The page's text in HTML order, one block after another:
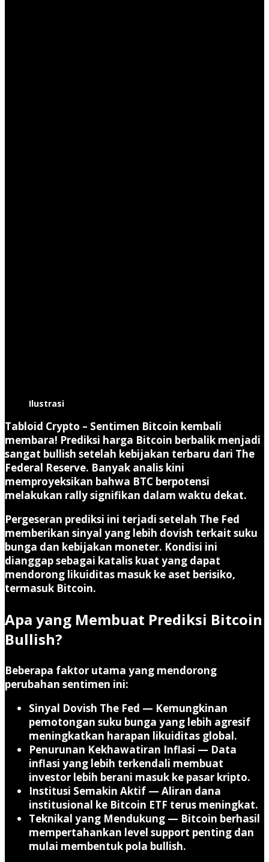
Ilustrasi
Tabloid Crypto – Sentimen Bitcoin kembali
membara! Prediksi harga Bitcoin berbalik menjadi
sangat bullish setelah kebijakan terbaru dari The
Federal Reserve. Banyak analis kini
memproyeksikan bahwa BTC berpotensi
melakukan rally signifikan dalam waktu dekat.
Pergeseran prediksi ini terjadi setelah The Fed
memberikan sinyal yang lebih dovish terkait suku
bunga dan kebijakan moneter. Kondisi ini
dianggap sebagai katalis kuat yang dapat
mendorong likuiditas masuk ke aset berisiko,
termasuk Bitcoin.
Apa yang Membuat Prediksi Bitcoin
Bullish?
Beberapa faktor utama yang mendorong
perubahan sentimen ini:
Sinyal Dovish The Fed — Kemungkinan
pemotongan suku bunga yang lebih agresif
meningkatkan harapan likuiditas global.
Penurunan Kekhawatiran Inflasi — Data
inflasi yang lebih terkendali membuat
investor lebih berani masuk ke pasar kripto.
Institusi Semakin Aktif — Aliran dana
institusional ke Bitcoin ETF terus meningkat.
Teknikal yang Mendukung — Bitcoin berhasil
mempertahankan level support penting dan
mulai membentuk pola bullish.